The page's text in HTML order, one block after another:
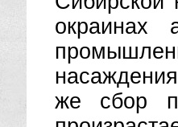
окраинах
же сбор